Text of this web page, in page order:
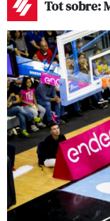
Tot sobre: